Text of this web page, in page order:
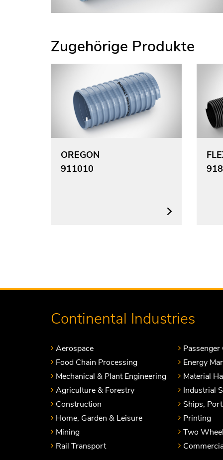
Zugehörige Produkte
OREGON
911010
Continental Industries
Aerospace
Food Chain Processing
Mechanical & Plant Engineering
Agriculture & Forestry
Construction
Home, Garden & Leisure
Mining
Rail Transport
Passenger
Energy
Material
Industrial
Ships,
Printing
Two